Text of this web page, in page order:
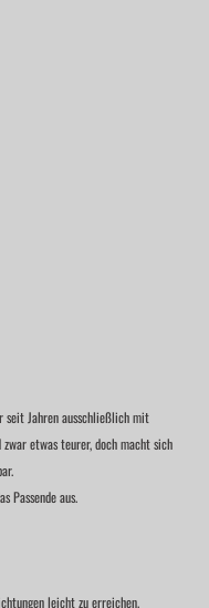
Jahren ausschließlich mit
etwas teurer, doch macht sich
Passende aus.
leicht zu erreichen.